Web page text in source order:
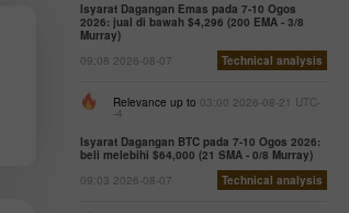
Isyarat Dagangan Emas pada 7-10 Ogos
2026: jual di bawah $4,296 (200 EMA - 3/8
Murray)
09:08 2026-08-07
Technical analysis
Relevance up to 03:00 2026-08-21 UTC-
-4
Isyarat Dagangan BTC pada 7-10 Ogos 2026:
beli melebihi $64,000 (21 SMA - 0/8 Murray)
09:03 2026-08-07
Technical analysis